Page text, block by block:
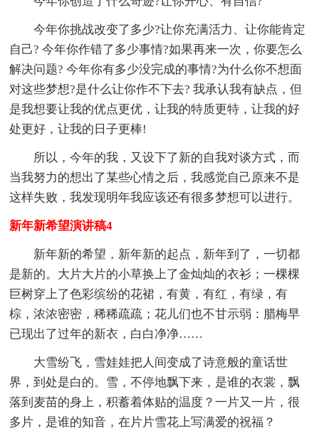
今年你挑战改变了多少?让你充满活力、让你能肯定
自己? 今年你作错了多少事情?如果再来一次，你要怎么
解决问题? 今年你有多少没完成的事情?为什么你不想面
对这些梦想?是什么让你作不下去? 我承认我有缺点，但
是我想要让我的优点更优，让我的特质更特，让我的好
处更好，让我的日子更棒!
所以，今年的我，又设下了新的自我对谈方式，而
当我努力的想出了某些心情之后，我感觉自己原来不是
这样失败，我发现明年我应该还有很多梦想可以进行。
新年新希望演讲稿4
新年新的希望，新年新的起点，新年到了，一切都
是新的。大片大片的小草换上了金灿灿的衣衫；一棵棵
巨树穿上了色彩缤纷的花裙，有黄，有红，有绿，有
棕，浓浓密密，稀稀疏疏；花儿们也不甘示弱：腊梅早
已现出了过年的新衣，白白净净……
大雪纷飞，雪娃娃把人间变成了诗意般的童话世
界，到处是白的。雪，不停地飘下来，是谁的衣裳，飘
落到麦苗的身上，积蓄着体贴的温度？一片又一片，很
多片，是谁的知音，在片片雪花上写满爱的祝福？